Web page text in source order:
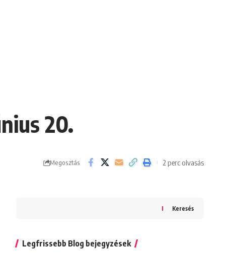
20.
Megosztás 2 perc olvasás
Keresés
Legfrissebb Blog bejegyzések